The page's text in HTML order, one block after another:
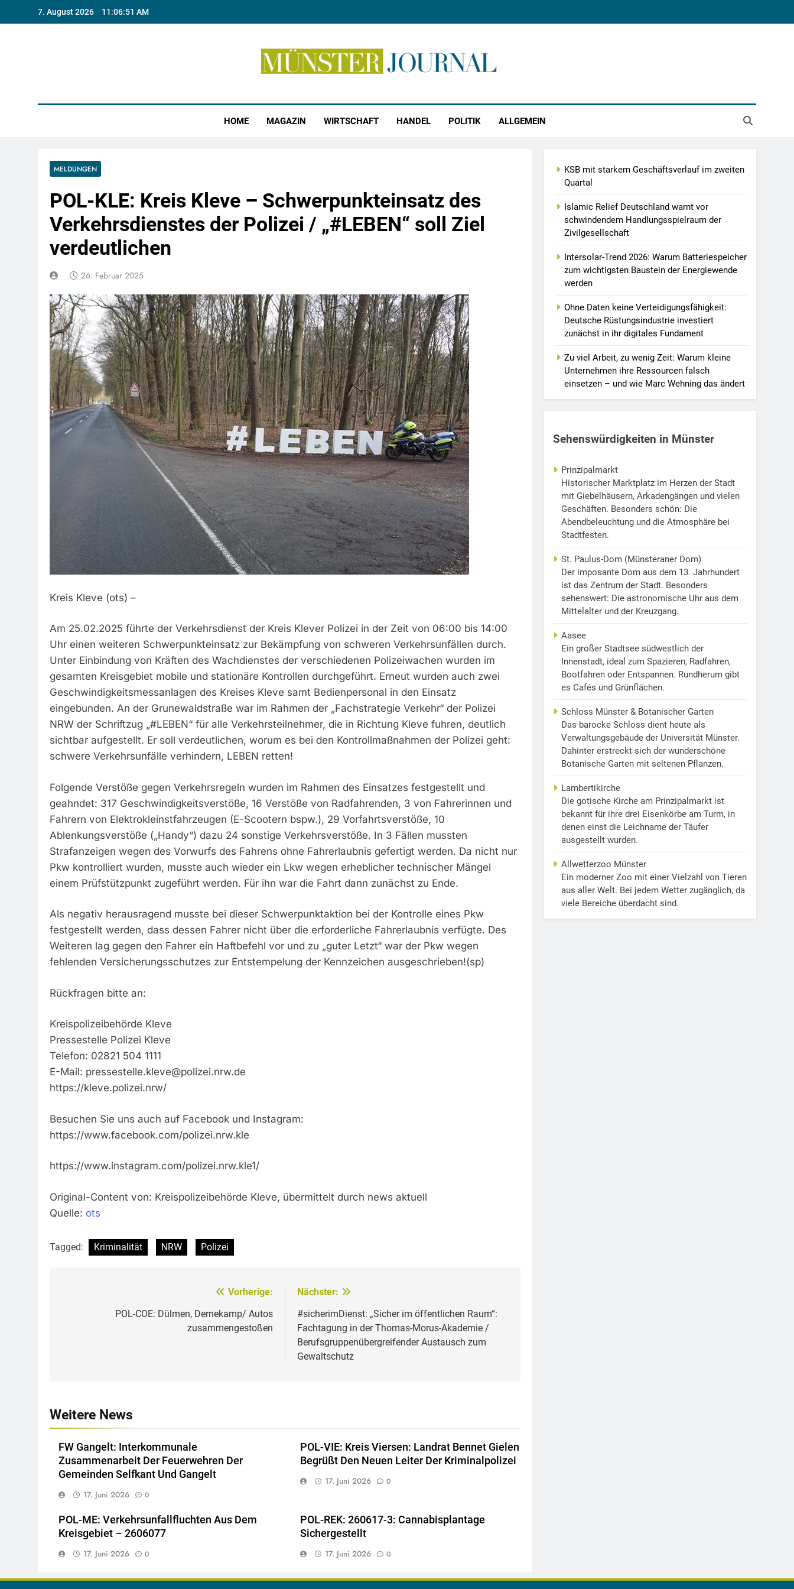
7. August 2026 11:06:51 AM
HOME MAGAZIN WIRTSCHAFT HANDEL POLITIK ALLGEMEIN
MELDUNGEN
POL-KLE: Kreis Kleve – Schwerpunkteinsatz des
Verkehrsdienstes der Polizei / „#LEBEN“ soll Ziel
verdeutlichen
26. Februar 2025
Kreis Kleve (ots) –
Am 25.02.2025 führte der Verkehrsdienst der Kreis Klever Polizei in der Zeit von 06:00 bis 14:00
Uhr einen weiteren Schwerpunkteinsatz zur Bekämpfung von schweren Verkehrsunfällen durch.
Unter Einbindung von Kräften des Wachdienstes der verschiedenen Polizeiwachen wurden im
gesamten Kreisgebiet mobile und stationäre Kontrollen durchgeführt. Erneut wurden auch zwei
Geschwindigkeitsmessanlagen des Kreises Kleve samt Bedienpersonal in den Einsatz
eingebunden. An der Grunewaldstraße war im Rahmen der „Fachstrategie Verkehr“ der Polizei
NRW der Schriftzug „#LEBEN“ für alle Verkehrsteilnehmer, die in Richtung Kleve fuhren, deutlich
sichtbar aufgestellt. Er soll verdeutlichen, worum es bei den Kontrollmaßnahmen der Polizei geht:
schwere Verkehrsunfälle verhindern, LEBEN retten!
Folgende Verstöße gegen Verkehrsregeln wurden im Rahmen des Einsatzes festgestellt und
geahndet: 317 Geschwindigkeitsverstöße, 16 Verstöße von Radfahrenden, 3 von Fahrerinnen und
Fahrern von Elektrokleinstfahrzeugen (E-Scootern bspw.), 29 Vorfahrtsverstöße, 10
Ablenkungsverstöße („Handy“) dazu 24 sonstige Verkehrsverstöße. In 3 Fällen mussten
Strafanzeigen wegen des Vorwurfs des Fahrens ohne Fahrerlaubnis gefertigt werden. Da nicht nur
Pkw kontrolliert wurden, musste auch wieder ein Lkw wegen erheblicher technischer Mängel
einem Prüfstützpunkt zugeführt werden. Für ihn war die Fahrt dann zunächst zu Ende.
Als negativ herausragend musste bei dieser Schwerpunktaktion bei der Kontrolle eines Pkw
festgestellt werden, dass dessen Fahrer nicht über die erforderliche Fahrerlaubnis verfügte. Des
Weiteren lag gegen den Fahrer ein Haftbefehl vor und zu „guter Letzt“ war der Pkw wegen
fehlenden Versicherungsschutzes zur Entstempelung der Kennzeichen ausgeschrieben!(sp)
Rückfragen bitte an:
Kreispolizeibehörde Kleve
Pressestelle Polizei Kleve
Telefon: 02821 504 1111
E-Mail: pressestelle.kleve@polizei.nrw.de
https://kleve.polizei.nrw/
Besuchen Sie uns auch auf Facebook und Instagram:
https://www.facebook.com/polizei.nrw.kle
https://www.instagram.com/polizei.nrw.kle1/
Original-Content von: Kreispolizeibehörde Kleve, übermittelt durch news aktuell
Quelle: ots
Tagged: Kriminalität NRW Polizei
Vorherige:
POL-COE: Dülmen, Dernekamp/ Autos
zusammengestoßen
Nächster:
#sicherimDienst: „Sicher im öffentlichen Raum“:
Fachtagung in der Thomas-Morus-Akademie /
Berufsgruppenübergreifender Austausch zum
Gewaltschutz
Weitere News
FW Gangelt: Interkommunale
Zusammenarbeit Der Feuerwehren Der
Gemeinden Selfkant Und Gangelt
17. Juni 2026 0
POL-VIE: Kreis Viersen: Landrat Bennet Gielen
Begrüßt Den Neuen Leiter Der Kriminalpolizei
17. Juni 2026 0
POL-ME: Verkehrsunfallfluchten Aus Dem
Kreisgebiet – 2606077
17. Juni 2026 0
POL-REK: 260617-3: Cannabisplantage
Sichergestellt
17. Juni 2026 0
KSB mit starkem Geschäftsverlauf im zweiten
Quartal
Islamic Relief Deutschland warnt vor
schwindendem Handlungsspielraum der
Zivilgesellschaft
Intersolar-Trend 2026: Warum Batteriespeicher
zum wichtigsten Baustein der Energiewende
werden
Ohne Daten keine Verteidigungsfähigkeit:
Deutsche Rüstungsindustrie investiert
zunächst in ihr digitales Fundament
Zu viel Arbeit, zu wenig Zeit: Warum kleine
Unternehmen ihre Ressourcen falsch
einsetzen – und wie Marc Wehning das ändert
Sehenswürdigkeiten in Münster
Prinzipalmarkt
Historischer Marktplatz im Herzen der Stadt
mit Giebelhäusern, Arkadengängen und vielen
Geschäften. Besonders schön: Die
Abendbeleuchtung und die Atmosphäre bei
Stadtfesten.
St. Paulus-Dom (Münsteraner Dom)
Der imposante Dom aus dem 13. Jahrhundert
ist das Zentrum der Stadt. Besonders
sehenswert: Die astronomische Uhr aus dem
Mittelalter und der Kreuzgang.
Aasee
Ein großer Stadtsee südwestlich der
Innenstadt, ideal zum Spazieren, Radfahren,
Bootfahren oder Entspannen. Rundherum gibt
es Cafés und Grünflächen.
Schloss Münster & Botanischer Garten
Das barocke Schloss dient heute als
Verwaltungsgebäude der Universität Münster.
Dahinter erstreckt sich der wunderschöne
Botanische Garten mit seltenen Pflanzen.
Lambertikirche
Die gotische Kirche am Prinzipalmarkt ist
bekannt für ihre drei Eisenkörbe am Turm, in
denen einst die Leichname der Täufer
ausgestellt wurden.
Allwetterzoo Münster
Ein moderner Zoo mit einer Vielzahl von Tieren
aus aller Welt. Bei jedem Wetter zugänglich, da
viele Bereiche überdacht sind.